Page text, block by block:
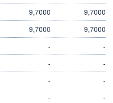
9,7000
9,7000
9,7000
9,7000
-
-
-
-
-
-
-
-